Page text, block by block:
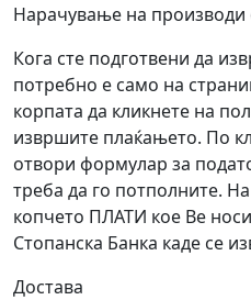
Нарачување на производи
Кога сте подготвени да
потребно е само на
корпата да кликнете на
извршите плаќањето. По
отвори формулар за
треба да го потполните. На
копчето ПЛАТИ кое Ве
Стопанска Банка каде се
Достава